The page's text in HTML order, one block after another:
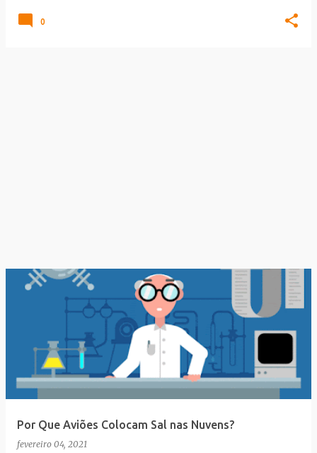
0
Por Que Aviões Colocam Sal nas Nuvens?
fevereiro 04, 2021